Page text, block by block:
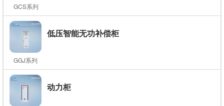
GCS系列
低压智能无功补偿柜
GGJ系列
动力柜